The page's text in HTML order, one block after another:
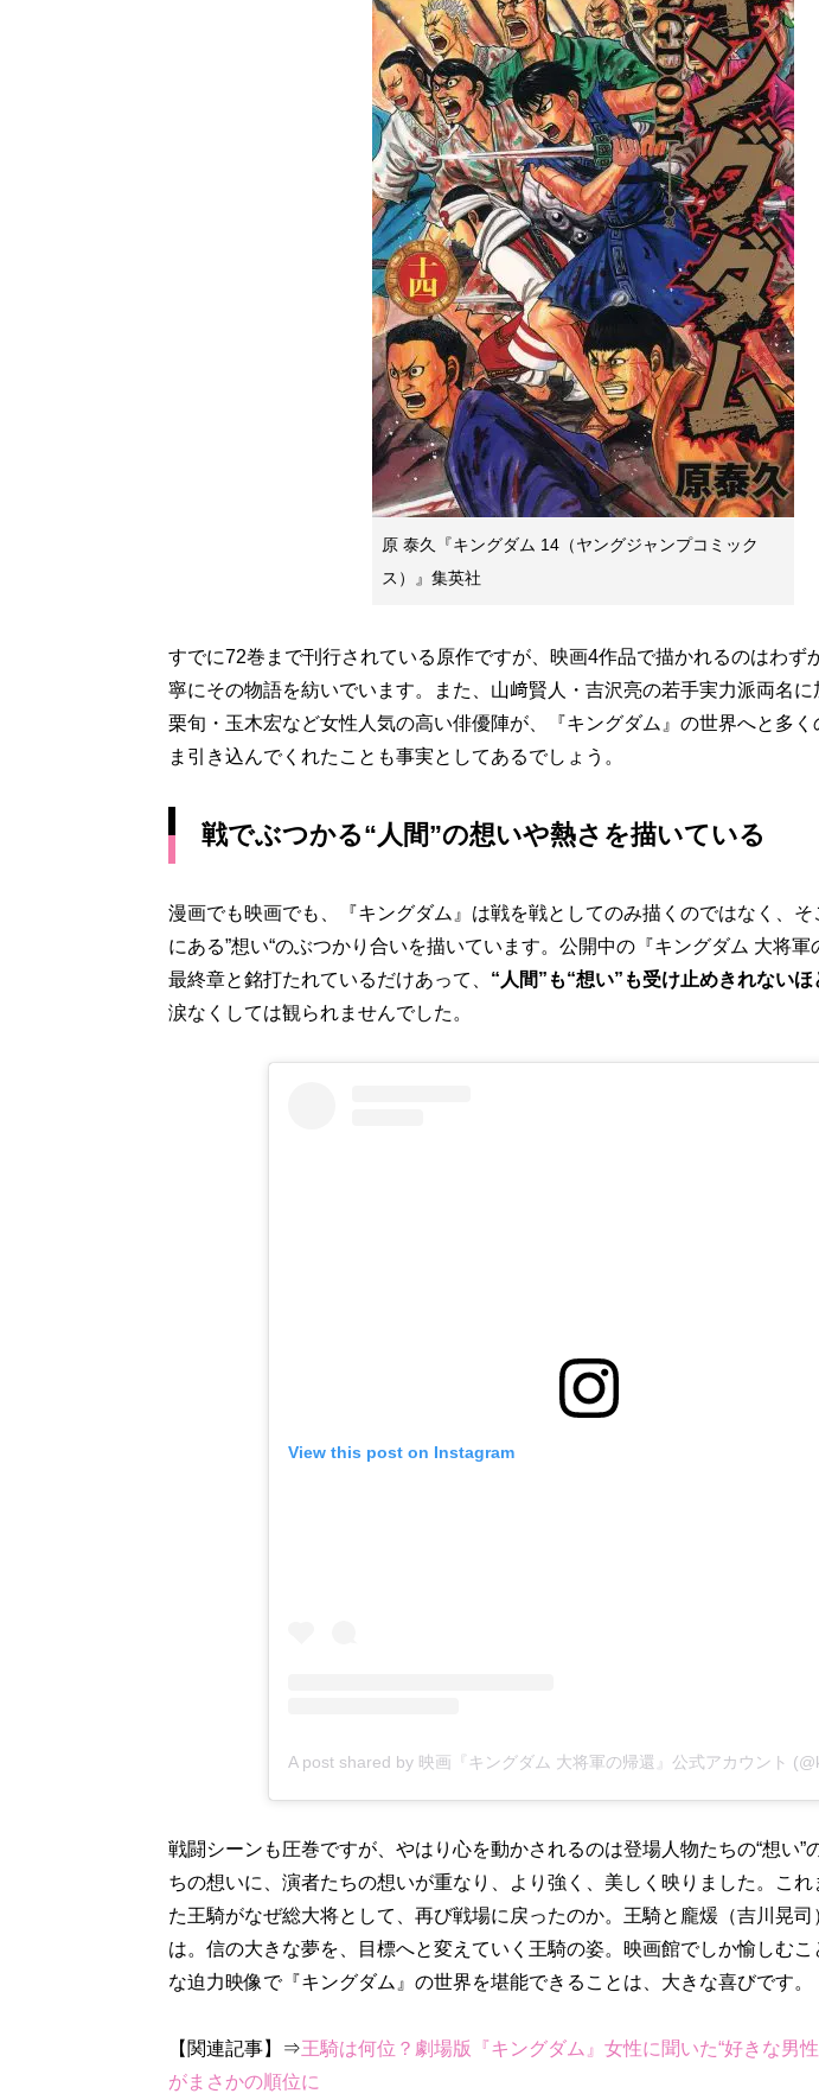
原 泰久『キングダム 14（ヤングジャンプコミック
ス）』集英社
すでに72巻まで刊行されている原作ですが、映画4作品で描かれるのはわず
寧にその物語を紡いでいます。また、山﨑賢人・吉沢亮の若手実力派両名
栗旬・玉木宏など女性人気の高い俳優陣が、『キングダム』の世界へと多く
ま引き込んでくれたことも事実としてあるでしょう。
戦でぶつかる“人間”の想いや熱さを描いている
漫画でも映画でも、『キングダム』は戦を戦としてのみ描くのではなく、そ
にある”想い“のぶつかり合いを描いています。公開中の『キングダム 大将
最終章と銘打たれているだけあって、 “人間”も“想い”も受け止めきれないほ
涙なくしては観られませんでした。
View this post on Instagram
戦闘シーンも圧巻ですが、やはり心を動かされるのは登場人物たちの“想い”
ちの想いに、演者たちの想いが重なり、より強く、美しく映りました。こ
た王騎がなぜ総大将として、再び戦場に戻ったのか。王騎と龐煖（吉川晃司
は。信の大きな夢を、目標へと変えていく王騎の姿。映画館でしか愉しむ
な迫力映像で『キングダム』の世界を堪能できることは、大きな喜びです。
【関連記事】⇒王騎は何位？劇場版『キングダム』女性に聞いた“好きな男
がまさかの順位に